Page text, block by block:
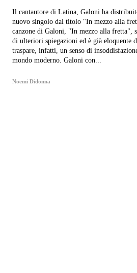
Il cantautore di Latina, Galoni ha
nuovo singolo dal titolo "In mezzo alla fretta". Il titolo della
canzone di Galoni, "In mezzo alla fretta",
di ulteriori spiegazioni ed è già eloquente
traspare, infatti, un senso di
mondo moderno. Galoni con...
Noemi Didonna